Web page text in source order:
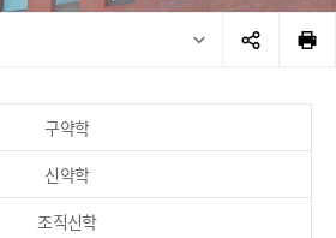
구약학
신약학
조직신학